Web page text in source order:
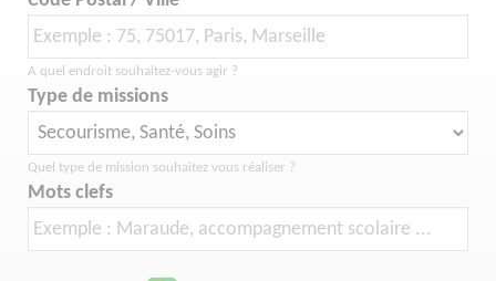
A quel endroit souhaitez-vous agir ?
Type de missions
Quel type de mission souhaitez vous réaliser ?
Mots clefs